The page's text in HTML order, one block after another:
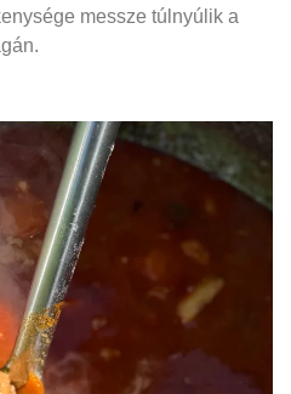
messze túlnyúlik a